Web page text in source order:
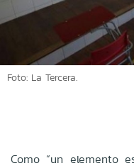
Foto: La Tercera.
Como “un elemento